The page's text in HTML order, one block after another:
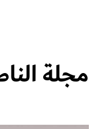
مجلة